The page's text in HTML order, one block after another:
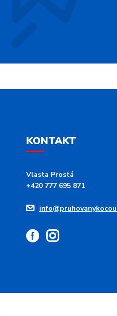
KONTAKT
Vlasta Prostá
+420 777 695 871